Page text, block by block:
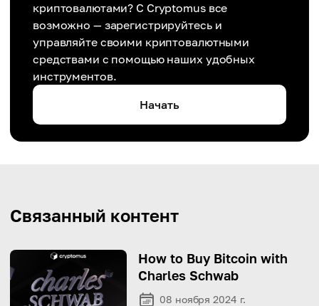
криптовалютами? С Cryptomus все
возможно — зарегистрируйтесь и
управляйте своими криптовалютными
средствами с помощью наших удобных
инструментов.
Начать
Связанный контент
How to Buy Bitcoin with
Charles Schwab
08 ноября 2024 г.